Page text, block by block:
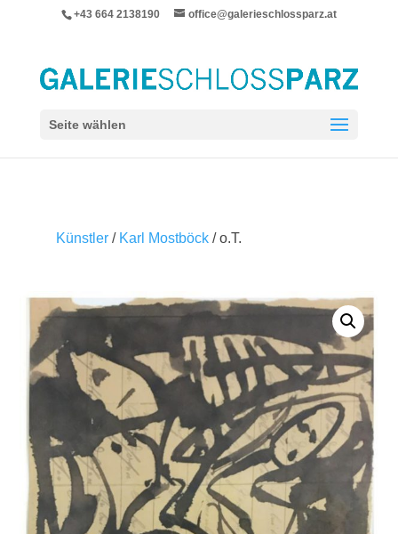
+43 664 2138190 office@galerieschlossparz.at
Seite wählen
Künstler/ Karl Mostböck/ o.T.